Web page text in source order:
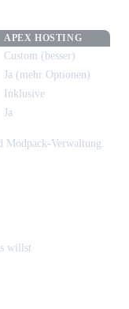
APEX HOSTING
Custom (besser)
Ja (mehr Optionen)
Inklusive
Ja
Modpack-Verwaltung.
willst